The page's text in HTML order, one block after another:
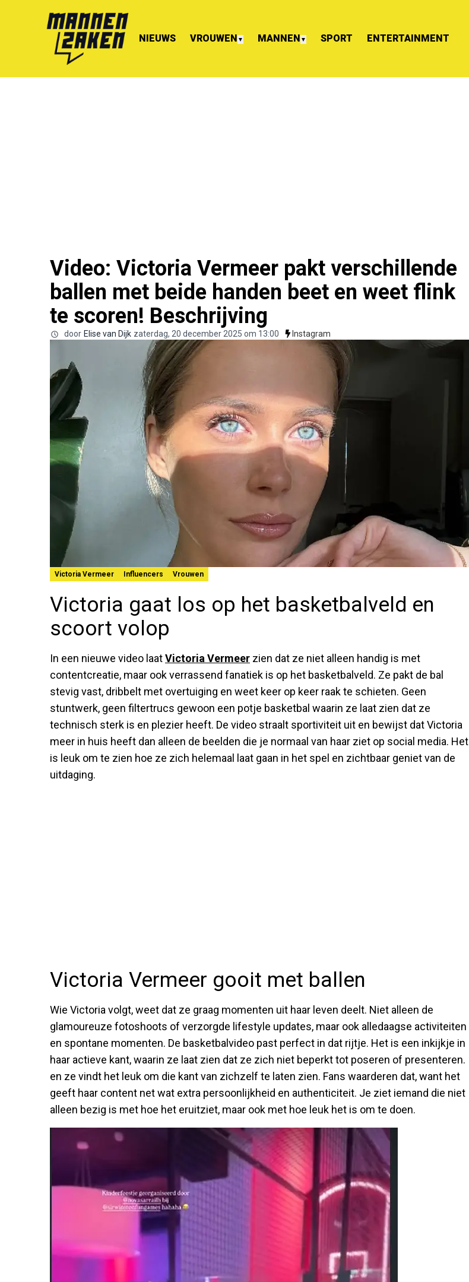
NIEUWS VROUWEN ▼ MANNEN ▼ SPORT ENTERTAINMENT
Video: Victoria Vermeer pakt verschillende
ballen met beide handen beet en weet flink
te scoren! Beschrijving
door Elise van Dijk zaterdag, 20 december 2025 om 13:00 Instagram
Victoria Vermeer Influencers Vrouwen
Victoria gaat los op het basketbalveld en
scoort volop
In een nieuwe video laatVictoria Vermeer zien dat ze niet alleen handig is met
contentcreatie, maar ook verrassend fanatiek is op het basketbalveld. Ze pakt de bal
stevig vast, dribbelt met overtuiging en weet keer op keer raak te schieten. Geen
stuntwerk, geen filtertrucs gewoon een potje basketbal waarin ze laat zien dat ze
technisch sterk is en plezier heeft. De video straalt sportiviteit uit en bewijst dat Victoria
meer in huis heeft dan alleen de beelden die je normaal van haar ziet op social media. Het
is leuk om te zien hoe ze zich helemaal laat gaan in het spel en zichtbaar geniet van de
uitdaging.
Victoria Vermeer gooit met ballen
Wie Victoria volgt, weet dat ze graag momenten uit haar leven deelt. Niet alleen de
glamoureuze fotoshoots of verzorgde lifestyle updates, maar ook alledaagse activiteiten
en spontane momenten. De basketbalvideo past perfect in dat rijtje. Het is een inkijkje in
haar actieve kant, waarin ze laat zien dat ze zich niet beperkt tot poseren of presenteren.
en ze vindt het leuk om die kant van zichzelf te laten zien. Fans waarderen dat, want het
geeft haar content net wat extra persoonlijkheid en authenticiteit. Je ziet iemand die niet
alleen bezig is met hoe het eruitziet, maar ook met hoe leuk het is om te doen.